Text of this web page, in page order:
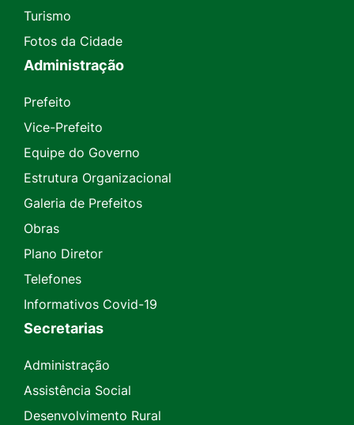
Turismo
Fotos da Cidade
Administração
Prefeito
Vice-Prefeito
Equipe do Governo
Estrutura Organizacional
Galeria de Prefeitos
Obras
Plano Diretor
Telefones
Informativos Covid-19
Secretarias
Administração
Assistência Social
Desenvolvimento Rural